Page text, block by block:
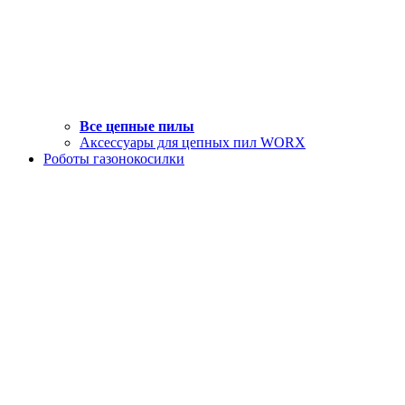
Все цепные пилы
Аксессуары для цепных пил WORX
Роботы газонокосилки